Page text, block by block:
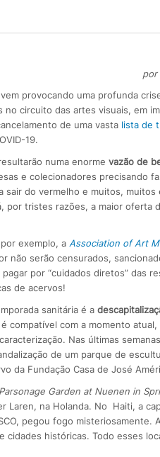
por
provocando uma profunda
no circuito das artes visuais, em
de uma vasta lista de
19.
numa enorme vazão de
e colecionadores precisando
sair do vermelho e muitos,
por tristes razões, a maior oferta
exemplo, a Association of Art
não serão censurados,
por “cuidados diretos” das
de acervos!
sanitária é a
compatível com a momento
Nas últimas
de um parque de
da Fundação Casa de José
Garden at Nuenen in
Laren, na Holanda. No Haiti, a
pegou fogo
cidades históricas. Todo esses